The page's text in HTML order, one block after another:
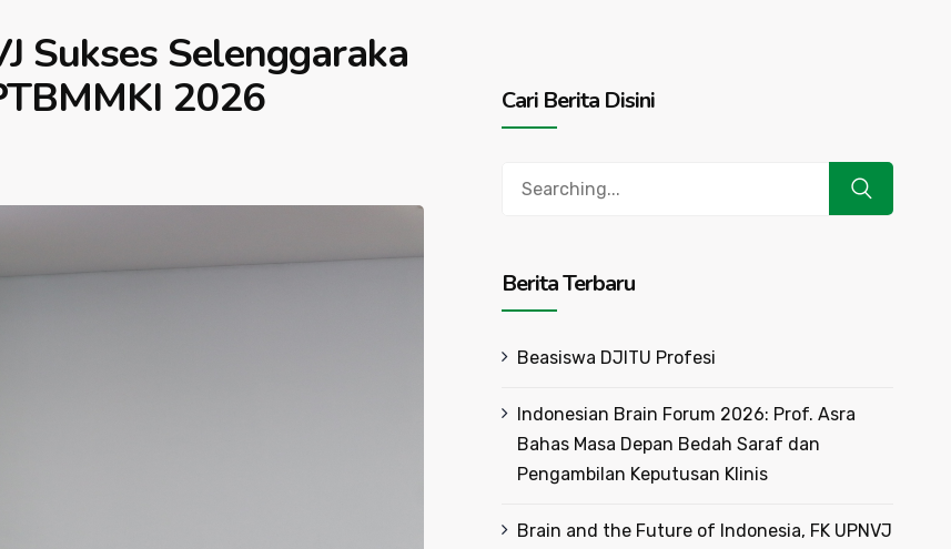
Sukses Selenggaraka
2026
Cari Berita Disini
Berita Terbaru
Beasiswa DJITU Profesi
Indonesian Brain Forum 2026: Prof. Asra
Bahas Masa Depan Bedah Saraf dan
Pengambilan Keputusan Klinis
Brain and the Future of Indonesia, FK UPNVJ